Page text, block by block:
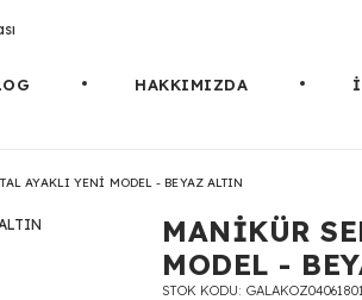
HAKKIMIZDA
AYAKLI YENİ MODEL - BEYAZ ALTIN
MANİKÜR
MODEL -
STOK KODU